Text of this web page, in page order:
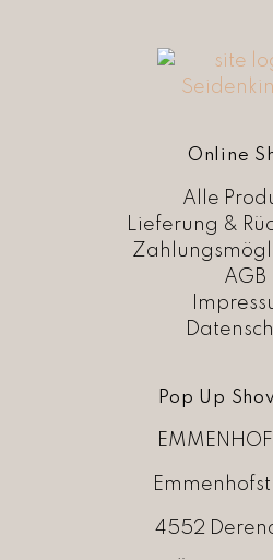
Online
Alle
Lieferung &
AGB
Pop Up
4552